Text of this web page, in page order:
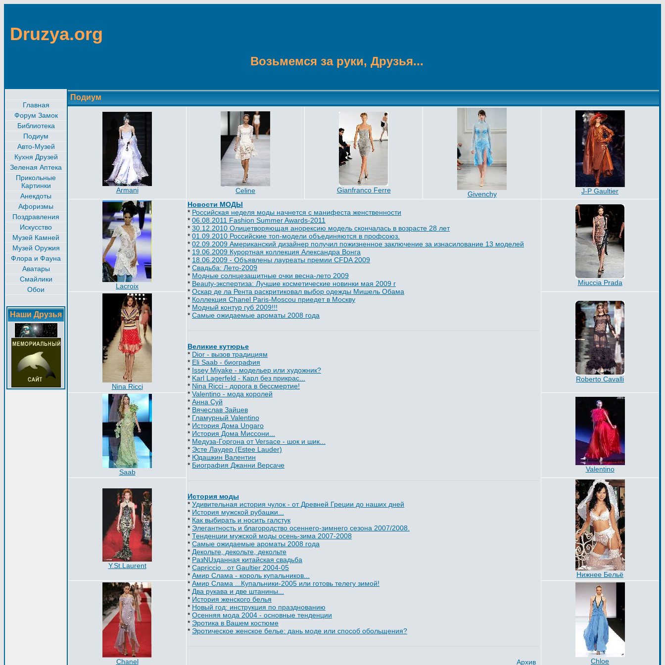
Druzya.org
Возьмемся за руки, Друзья...
Главная
Форум Замок
Библиотека
Подиум
Авто-Музей
Кухня Друзей
Зеленая Аптека
Прикольные
Картинки
Анекдоты
Афоризмы
Поздравления
Искусство
Музей Камней
Музей Оружия
Флора и Фауна
Аватары
Смайлики
Обои
Наши Друзья
Подиум
Armani Celine Gianfranco Ferre Givenchy J-P Gaultier
Lacroix
Новости МОДЫ
* Российская неделя моды начнется с манифеста женственности
* 06.08.2011 Fashion Summer Awards-2011
* 30.12.2010 Олицетворяющая анорексию модель скончалась в возрасте 28 лет
* 01.09.2010 Российские топ-модели объединяются в профсоюз.
* 02.09.2009 Американский дизайнер получил пожизненное заключение за изнасилование 13 моделей
* 19.06.2009 Курортная коллекция Александра Вонга
* 18.06.2009 - Объявлены лауреаты премии CFDA 2009
* Свадьба: Лето-2009
* Модные солнцезащитные очки весна-лето 2009
* Beauty-экспертиза: Лучшие косметические новинки мая 2009 г
* Оскар де ла Рента раскритиковал выбор одежды Мишель Обама
* Коллекция Chanel Paris-Moscou приедет в Москву
* Модный контур губ 2009!!!
* Самые ожидаемые ароматы 2008 года
Великие кутюрье
* Dior - вызов традициям
* Eli Saab - биография
* Issey Miyake - модельер или художник?
* Karl Lagerfeld - Карл без прикрас...
* Nina Ricci - дорога в бессмертие!
* Valentino - мода королей
* Анна Суй
* Вячеслав Зайцев
* Гламурный Valentino
* История Дома Ungaro
* История Дома Миссони...
* Медуза-Горгона от Versace - шок и шик...
* Эсте Лаудер (Estee Lauder)
* Юдашкин Валентин
* Биография Джанни Версаче
История моды
* Удивительная история чулок - от Древней Греции до наших дней
* История мужской рубашки...
* Как выбирать и носить галстук
* Элегантность и благородство осеннего-зимнего сезона 2007/2008.
* Тенденции мужской моды осень-зима 2007-2008
* Самые ожидаемые ароматы 2008 года
* Декольте, декольте, декольте
* РазNUзданная китайская свадьба
* Capriccio...от Gaultier 2004-05
* Амир Слама - король купальников...
* Амир Слама ...Купальники-2005 или готовь телегу зимой!
* Два рукава и две штанины...
* История женского белья
* Новый год: инструкция по празднованию
* Осенняя мода 2004 - основные тенденции
* Эротика в Вашем костюме
* Эротическое женское белье: дань моде или способ обольщения?
Архив
Miuccia Prada
Nina Ricci
Roberto Cavalli
Saab Valentino
Y.St.Laurent
Нижнее Бельё
Chanel Chloe